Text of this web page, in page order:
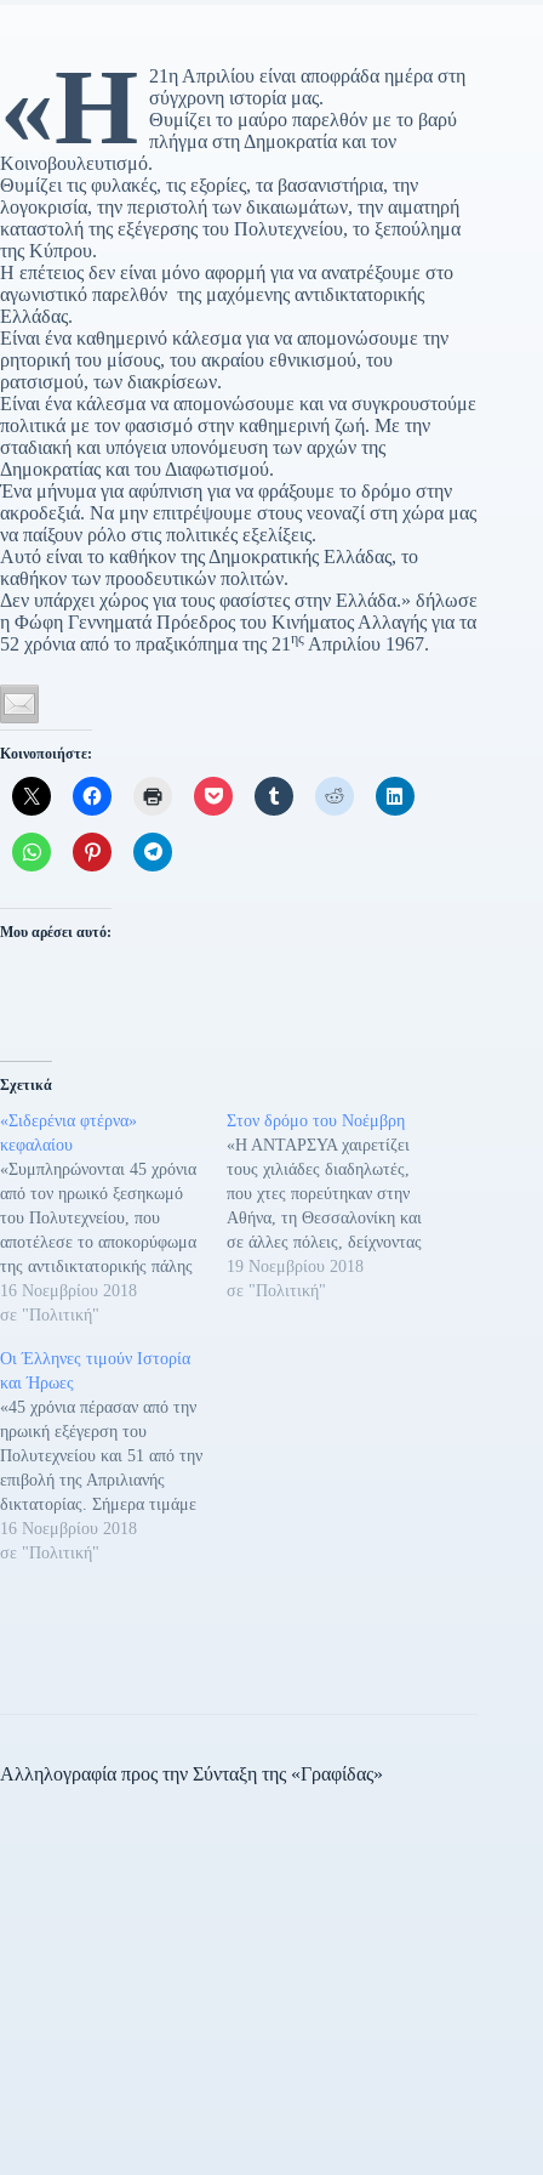
«Η
21η Απριλίου είναι αποφράδα ημέρα στη
σύγχρονη ιστορία μας.
Θυμίζει το μαύρο παρελθόν με το βαρύ
πλήγμα στη Δημοκρατία και τον
Κοινοβουλευτισμό.
Θυμίζει τις φυλακές, τις εξορίες, τα βασανιστήρια, την
λογοκρισία, την περιστολή των δικαιωμάτων, την αιματηρή
καταστολή της εξέγερσης του Πολυτεχνείου, το ξεπούλημα
της Κύπρου.
Η επέτειος δεν είναι μόνο αφορμή για να ανατρέξουμε στο
αγωνιστικό παρελθόν της μαχόμενης αντιδικτατορικής
Ελλάδας.
Είναι ένα καθημερινό κάλεσμα για να απομονώσουμε την
ρητορική του μίσους, του ακραίου εθνικισμού, του
ρατσισμού, των διακρίσεων.
Είναι ένα κάλεσμα να απομονώσουμε και να συγκρουστούμε
πολιτικά με τον φασισμό στην καθημερινή ζωή. Με την
σταδιακή και υπόγεια υπονόμευση των αρχών της
Δημοκρατίας και του Διαφωτισμού.
Ένα μήνυμα για αφύπνιση για να φράξουμε το δρόμο στην
ακροδεξιά. Να μην επιτρέψουμε στους νεοναζί στη χώρα μας
να παίξουν ρόλο στις πολιτικές εξελίξεις.
Αυτό είναι το καθήκον της Δημοκρατικής Ελλάδας, το
καθήκον των προοδευτικών πολιτών.
Δεν υπάρχει χώρος για τους φασίστες στην Ελλάδα.» δήλωσε
η Φώφη Γεννηματά Πρόεδρος του Κινήματος Αλλαγής για τα
52 χρόνια από το πραξικόπημα της 21 ης Απριλίου 1967.
Κοινοποιήστε:
Μου αρέσει αυτό:
Σχετικά
«Σιδερένια φτέρνα»
κεφαλαίου
«Συμπληρώνονται 45 χρόνια
από τον ηρωικό ξεσηκωμό
του Πολυτεχνείου, που
αποτέλεσε το αποκορύφωμα
της αντιδικτατορικής πάλης
του λαού και της νεολαίας
κατά της χούντας των
Απριλίου του 1967. Το ΚΚΕ
αποτίει φόρο τιμής σε όλους
όσοι αγωνίστηκαν κατά της
στρατιωτικής δικτατορίας,
δοκιμάστηκαν στη φρίκη
των βασανιστηρίων, της…
16 Νοεμβρίου 2018
σε "Πολιτική"
Στον δρόμο του Νοέμβρη
«Η ΑΝΤΑΡΣΥΑ χαιρετίζει
τους χιλιάδες διαδηλωτές,
που χτες πορεύτηκαν στην
Αθήνα, τη Θεσσαλονίκη και
σε άλλες πόλεις, δείχνοντας
ότι τα αιτήματα του
Πολυτεχνείου για «ψωμί,
19 Νοεμβρίου 2018
σε "Πολιτική"
Οι Έλληνες τιμούν Ιστορία
και Ήρωες
«45 χρόνια πέρασαν από την
ηρωική εξέγερση του
Πολυτεχνείου και 51 από την
επιβολή της Απριλιανής
δικτατορίας. Σήμερα τιμάμε
τους νεκρούς του
Πολυτεχνείου αλλά και τους
16 Νοεμβρίου 2018
σε "Πολιτική"
Αλληλογραφία προς την Σύνταξη της «Γραφίδας»